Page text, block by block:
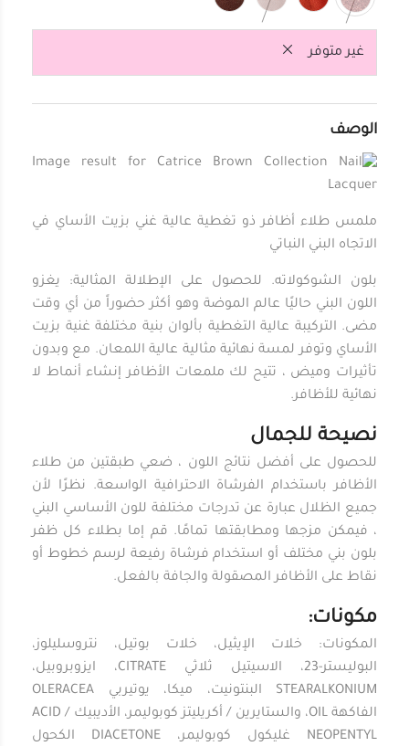
غير متوفر
الوصف
ملمس طلاء أظافر ذو تغطية عالية غني بزيت الأساي في
الاتجاه البني النباتي
بلون الشوكولاته. للحصول على الإطلالة المثالية: يغزو
اللون البني حاليًا عالم الموضة وهو أكثر حضوراً من أي وقت
مضى. التركيبة عالية التغطية بألوان بنية مختلفة غنية بزيت
الأساي وتوفر لمسة نهائية مثالية عالية اللمعان. مع وبدون
تأثيرات وميض ، تتيح لك ملمعات الأظافر إنشاء أنماط لا
نهائية للأظافر.
نصيحة للجمال
للحصول على أفضل نتائج اللون ، ضعي طبقتين من طلاء
الأظافر باستخدام الفرشاة الاحترافية الواسعة. نظرًا لأن
جميع الظلال عبارة عن تدرجات مختلفة للون الأساسي البني
، فيمكن مزجها ومطابقتها تمامًا. قم إما بطلاء كل ظفر
بلون بني مختلف أو استخدام فرشاة رفيعة لرسم خطوط أو
نقاط على الأظافر المصقولة والجافة بالفعل.
مكونات:
المكونات: خلات الإيثيل، خلات بوتيل، نتروسليلوز،
البوليستر-23، الاسيتيل ثلاثي CITRATE، ايزوبروبيل،
STEARALKONIUM البنتونيت، ميكا، يوتيربي OLERACEA
الفاكهة OIL، والستايرين / أكريليتز كوبوليمر، الأديبيك ACID /
NEOPENTYL غليكول كوبوليمر، DIACETONE الكحول